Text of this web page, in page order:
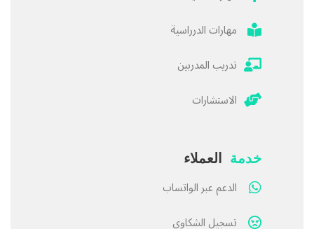
مهارات الدرراسية
تدريب المدربين
الاستشارات
خدمة العملاء
الدعم عبر الواتساب
تسجيل الشكاوى